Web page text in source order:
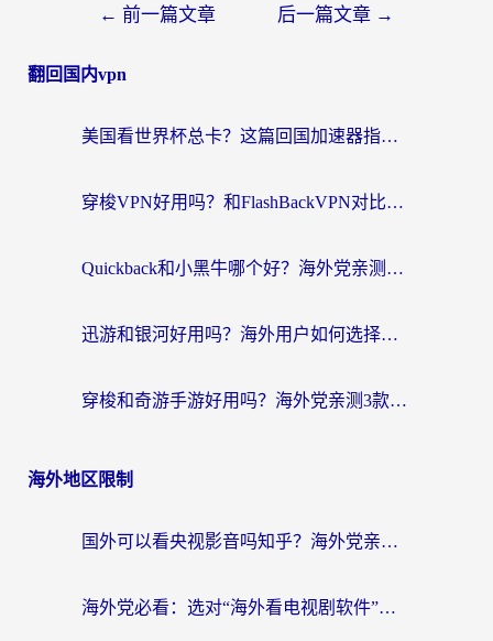
← 前一篇文章 后一篇文章 →
翻回国内vpn
美国看世界杯总卡？这篇回国加速器指南帮你无缝刷国内资源（附苹果手机VPN设置步骤）
穿梭VPN好用吗？和FlashBackVPN对比哪个回国效果更好？
Quickback和小黑牛哪个好？海外党亲测指南，选对回国加速器秒回国内
迅游和银河好用吗？海外用户如何选择回国加速器实现无缝访问国内资源
穿梭和奇游手游好用吗？海外党亲测3款回国加速器，附蜜蜂加速器七天试用攻略
海外地区限制
国外可以看央视影音吗知乎？海外党亲测有效的回国加速方案
海外党必看：选对“海外看电视剧软件”，再也不用愁国内剧刷不了